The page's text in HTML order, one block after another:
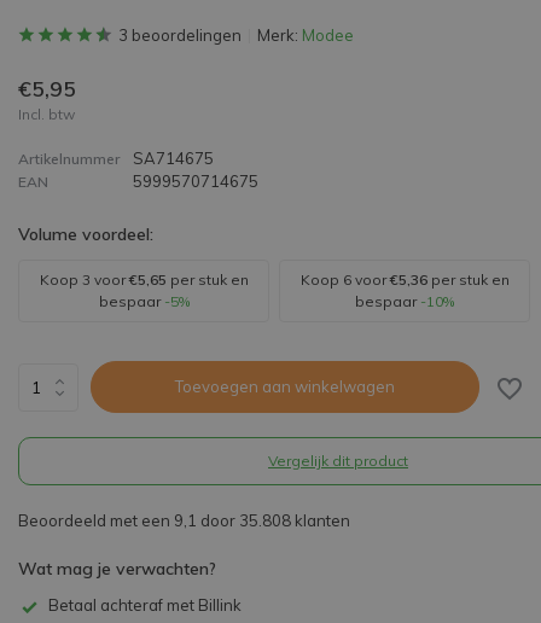
3 beoordelingen Merk: Modee
€5,95
Incl. btw
Artikelnummer SA714675
EAN 5999570714675
Volume voordeel:
Koop 3 voor€5,65 per stuk en
bespaar -5%
Koop 6 voor€5,36per stuk en
bespaar -10%
Toevoegen aan winkelwagen
Vergelijk dit product
Beoordeeld met een 9,1 door 35.808 klanten
Wat mag je verwachten?
Betaal achteraf met Billink